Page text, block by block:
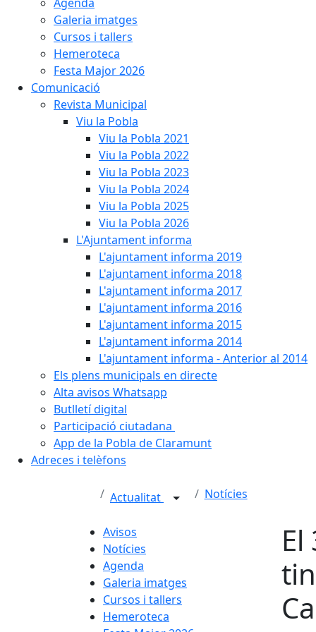
Galeria imatges
Cursos i tallers
Hemeroteca
Festa Major 2026
Comunicació
Revista Municipal
Viu la Pobla
Viu la Pobla 2021
Viu la Pobla 2022
Viu la Pobla 2023
Viu la Pobla 2024
Viu la Pobla 2025
Viu la Pobla 2026
L'Ajuntament informa
L'ajuntament informa 2019
L'ajuntament informa 2018
L'ajuntament informa 2017
L'ajuntament informa 2016
L'ajuntament informa 2015
L'ajuntament informa 2014
L'ajuntament informa - Anterior al 2014
Els plens municipals en directe
Alta avisos Whatsapp
Butlletí digital
Participació ciutadana
App de la Pobla de Claramunt
Adreces i telèfons
Actualitat Notícies
Avisos
Notícies
Agenda
Galeria imatges
Cursos i tallers
Hemeroteca